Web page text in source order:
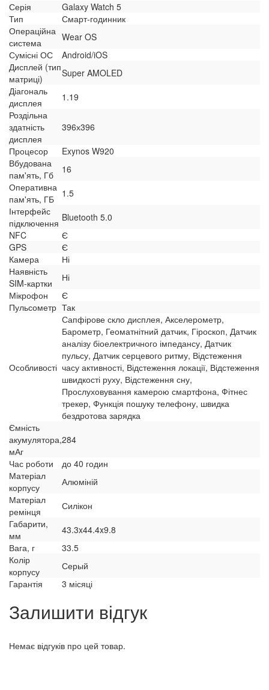
Серія
Galaxy Watch 5
Тип
Смарт-годинник
Операційна
система
Wear OS
Сумісні ОС
Android/iOS
Дисплей (тип
матриці)
Super AMOLED
Діагональ
дисплея
1.19
Роздільна
здатність
дисплея
396х396
Процесор
Exynos W920
Вбудована
пам'ять, Гб
16
Оперативна
пам'ять, ГБ
1.5
Інтерфейс
підключення Bluetooth 5.0
NFC
Є
GPS
Є
Камера
Ні
Наявність
SIM-картки
Ні
Мікрофон
Є
Пульсометр Так
Особливості
Сапфірове скло дисплея, Акселерометр,
Барометр, Геоматнітний датчик, Гіроскоп, Датчик
аналізу біоелектричного імпедансу, Датчик
пульсу, Датчик серцевого ритму, Відстеження
часу активності, Відстеження локації, Відстеження
швидкості руху, Відстеження сну,
Прослуховування камерою смартфона, Фітнес
трекер, Функція пошуку телефону, швидка
бездротова зарядка
Ємність
акумулятора,
мАг
284
Час роботи
до 40 годин
Матеріал
корпусу
Алюміній
Матеріал
ремінця
Силікон
Габарити,
мм
43.3x44.4x9.8
Вага, г
33.5
Колір
корпусу
Серый
Гарантія
3 місяці
Залишити відгук
Немає відгуків про цей товар.